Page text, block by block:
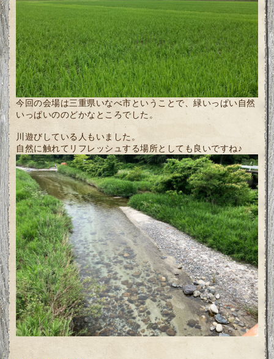
今回の会場は三重県いなべ市ということで、緑いっぱい自然
いっぱいののどかなところでした。
川遊びしている人もいました。
自然に触れてリフレッシュする場所としても良いですね♪